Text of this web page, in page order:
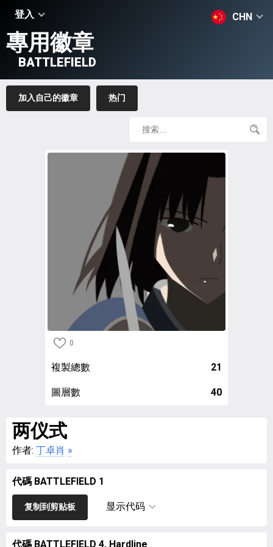
登入 CHN
專用徽章
BATTLEFIELD
加入自己的徽章 热门
0
複製總數 21
圖層數 40
两仪式
作者: 丁卓肖 »
代碼 BATTLEFIELD 1
复制到剪贴板 显示代码
代碼 BATTLEFIELD 4, Hardline